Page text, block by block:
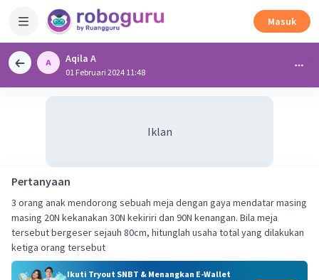
Masuk
Aqila A
01 Februari 2024 11:48
Iklan
Pertanyaan
3 orang anak mendorong sebuah meja dengan gaya mendatar masing
masing 20N kekanakan 30N kekiriri dan 90N kenangan. Bila meja
tersebut bergeser sejauh 80cm, hitunglah usaha total yang dilakukan
ketiga orang tersebut
Ikuti Tryout SNBT & Menangkan E-Wallet